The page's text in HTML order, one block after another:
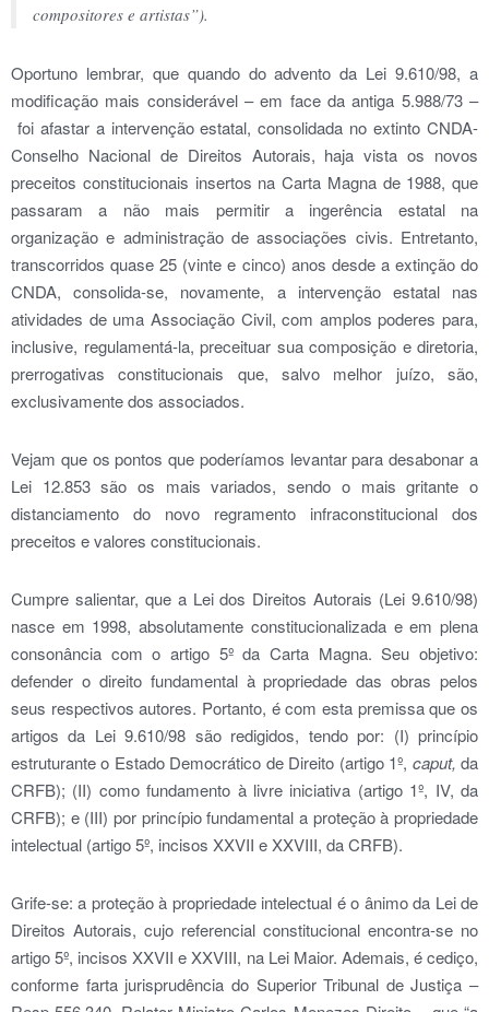
compositores e artistas”).
Oportuno lembrar, que quando do advento da Lei 9.610/98, a
modificação mais considerável – em face da antiga 5.988/73 –
foi afastar a intervenção estatal, consolidada no extinto CNDA-
Conselho Nacional de Direitos Autorais, haja vista os novos
preceitos constitucionais insertos na Carta Magna de 1988, que
passaram a não mais permitir a ingerência estatal na
organização e administração de associações civis. Entretanto,
transcorridos quase 25 (vinte e cinco) anos desde a extinção do
CNDA, consolida-se, novamente, a intervenção estatal nas
atividades de uma Associação Civil, com amplos poderes para,
inclusive, regulamentá-la, preceituar sua composição e diretoria,
prerrogativas constitucionais que, salvo melhor juízo, são,
exclusivamente dos associados.
Vejam que os pontos que poderíamos levantar para desabonar a
Lei 12.853 são os mais variados, sendo o mais gritante o
distanciamento do novo regramento infraconstitucional dos
preceitos e valores constitucionais.
Cumpre salientar, que a Lei dos Direitos Autorais (Lei 9.610/98)
nasce em 1998, absolutamente constitucionalizada e em plena
consonância com o artigo 5º da Carta Magna. Seu objetivo:
defender o direito fundamental à propriedade das obras pelos
seus respectivos autores. Portanto, é com esta premissa que os
artigos da Lei 9.610/98 são redigidos, tendo por: (I) princípio
estruturante o Estado Democrático de Direito (artigo 1º, caput, da
CRFB); (II) como fundamento à livre iniciativa (artigo 1º, IV, da
CRFB); e (III) por princípio fundamental a proteção à propriedade
intelectual (artigo 5º, incisos XXVII e XXVIII, da CRFB).
Grife-se: a proteção à propriedade intelectual é o ânimo da Lei de
Direitos Autorais, cujo referencial constitucional encontra-se no
artigo 5º, incisos XXVII e XXVIII, na Lei Maior. Ademais, é cediço,
conforme farta jurisprudência do Superior Tribunal de Justiça –